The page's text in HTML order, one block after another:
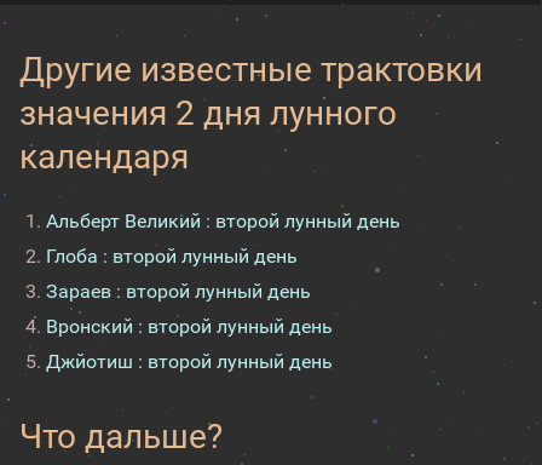
Другие известные трактовки
значения 2 дня лунного
календаря
Альберт Великий : второй лунный день
Глоба : второй лунный день
Зараев : второй лунный день
Вронский : второй лунный день
Джйотиш : второй лунный день
Что дальше?